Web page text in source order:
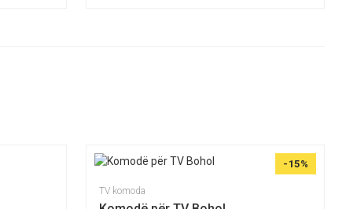
-15%
TV komoda